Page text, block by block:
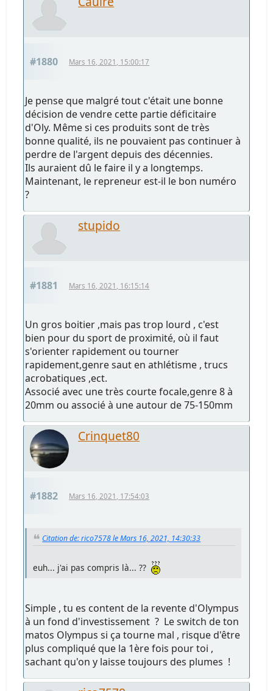
#1880 Mars 16, 2021, 15:00:17
Je pense que malgré tout c'était une bonne
décision de vendre cette partie déficitaire
d'Oly. Même si ces produits sont de très
bonne qualité, ils ne pouvaient pas continuer à
perdre de l'argent depuis des décennies.
Ils auraient dû le faire il y a longtemps.
Maintenant, le repreneur est-il le bon numéro
?
stupido
#1881 Mars 16, 2021, 16:15:14
Un gros boitier ,mais pas trop lourd , c'est
bien pour du sport de proximité, où il faut
s'orienter rapidement ou tourner
rapidement,genre saut en athlétisme , trucs
acrobatiques ,ect.
Associé avec une très courte focale,genre 8 à
20mm ou associé à une autour de 75-150mm
Crinquet80
#1882 Mars 16, 2021, 17:54:03
Citation de: rico7578 le Mars 16, 2021, 14:30:33
euh... j'ai pas compris là... ??
Simple , tu es content de la revente d'Olympus
à un fond d'investissement ? Le switch de ton
matos Olympus si ça tourne mal , risque d'être
plus compliqué que la 1ère fois pour toi ,
sachant qu'on y laisse toujours des plumes !